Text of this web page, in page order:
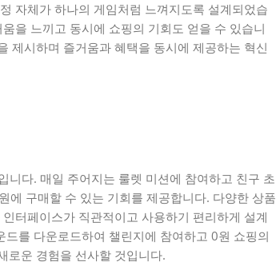
자체가 하나의 게임처럼 느껴지도록 설계되었습
을 느끼고 동시에 쇼핑의 기회도 얻을 수 있습니
제시하며 즐거움과 혜택을 동시에 제공하는 혁신
다. 매일 주어지는 룰렛 미션에 참여하고 친구 초
에 구매할 수 있는 기회를 제공합니다. 다양한 상품
터페이스가 직관적이고 사용하기 편리하게 설계
를 다운로드하여 챌린지에 참여하고 0원 쇼핑의
로운 경험을 선사할 것입니다.